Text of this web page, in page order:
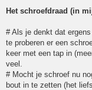
Het schroefdraad (in
# Als je denkt dat
te proberen er een
keer met een tap in
veel.
# Mocht je schroef nu
bout in te zetten (het